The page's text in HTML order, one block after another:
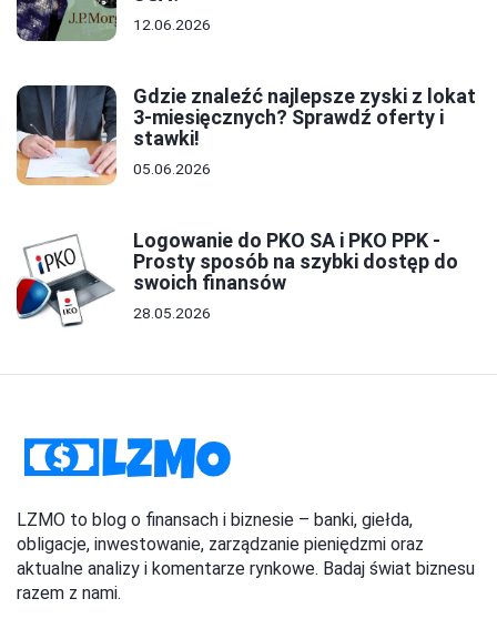
12.06.2026
Gdzie znaleźć najlepsze zyski z lokat
3-miesięcznych? Sprawdź oferty i
stawki!
05.06.2026
Logowanie do PKO SA i PKO PPK -
Prosty sposób na szybki dostęp do
swoich finansów
28.05.2026
LZMO to blog o finansach i biznesie – banki, giełda,
obligacje, inwestowanie, zarządzanie pieniędzmi oraz
aktualne analizy i komentarze rynkowe. Badaj świat biznesu
razem z nami.